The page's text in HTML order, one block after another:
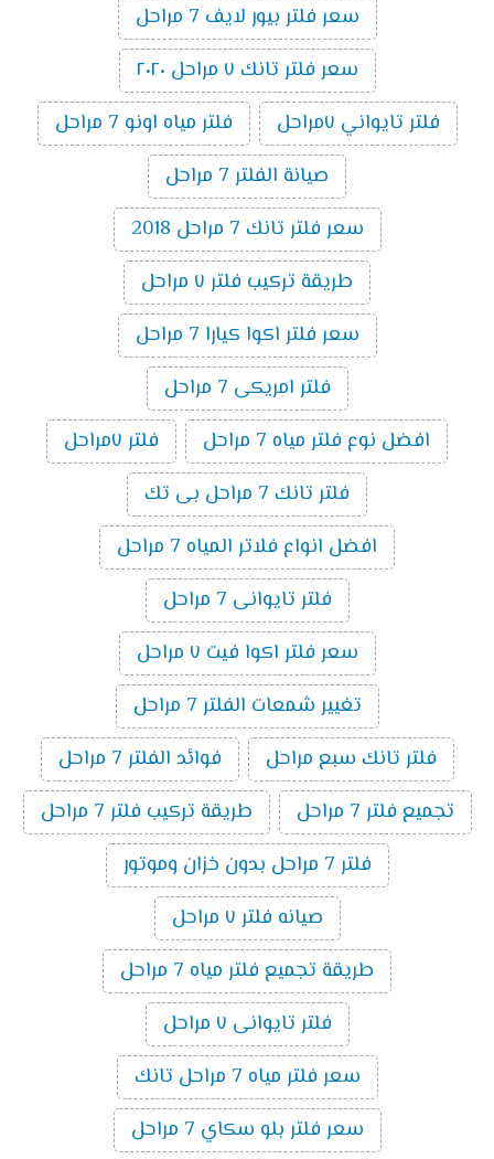
سعر فلتر بيور لايف 7 مراحل
سعر فلتر تانك ٧ مراحل ٢٠٢٠
فلتر تايواني ٧مراحل
فلتر مياه اونو 7 مراحل
صيانة الفلتر 7 مراحل
سعر فلتر تانك 7 مراحل 2018
طريقة تركيب فلتر ٧ مراحل
سعر فلتر اكوا كيارا 7 مراحل
فلتر امريكى 7 مراحل
افضل نوع فلتر مياه 7 مراحل
فلتر ٧مراحل
فلتر تانك 7 مراحل بى تك
افضل انواع فلاتر المياه 7 مراحل
فلتر تايوانى 7 مراحل
سعر فلتر اكوا فيت ٧ مراحل
تغيير شمعات الفلتر 7 مراحل
فلتر تانك سبع مراحل
فوائد الفلتر 7 مراحل
تجميع فلتر 7 مراحل
طريقة تركيب فلتر 7 مراحل
فلتر 7 مراحل بدون خزان وموتور
صيانه فلتر ٧ مراحل
طريقة تجميع فلتر مياه 7 مراحل
فلتر تايوانى ٧ مراحل
سعر فلتر مياه 7 مراحل تانك
سعر فلتر بلو سكاي 7 مراحل